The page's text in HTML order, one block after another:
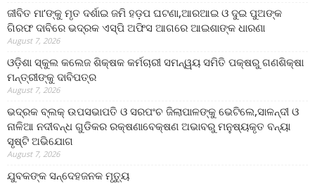
ଜୀବିତ ମା’ଙ୍କୁ ମୃତ ଦର୍ଶାଇ ଜମି ହଡ଼ପ ଘଟଣା,ଆରଆଇ ଓ ଦୁଇ ପୁଅଙ୍କ
ଗିରଫ ଦାବିରେ ଭଦ୍ରକ ଏସ୍‌ପି ଅଫିସ ଆଗରେ ଆଇଶାଙ୍କ ଧାରଣା
August 7, 2026
ଓଡ଼ିଶା ସ୍କୁଲ କଲେଜ ଶିକ୍ଷକ କର୍ମଚାରୀ ସମନ୍ୱୟ ସମିତି ପକ୍ଷରୁ ଗଣଶିକ୍ଷା
ମନ୍ତ୍ରୀଙ୍କୁ ଦାବିପତ୍ର
August 7, 2026
ଭଦ୍ରକ ବ୍ଲକ୍ ଉପସଭାପତି ଓ ସରପଂଚ ଜିଲାପାଳଙ୍କୁ ଭେଟିଲେ,ସାଳନ୍ଦୀ ଓ
ନାଳିଆ ନଦୀବନ୍ଧ ଗୁଡିକର ରକ୍ଷଣାବେକ୍ଷଣ ଅଭାବରୁ ମନୁଷ୍ୟକୃତ ବନ୍ୟା
ସୃଷ୍ଟି ଅଭିଯୋଗ
August 7, 2026
ଯୁବକଙ୍କ ସନ୍ଦେହଜନକ ମୃତ୍ୟୁ